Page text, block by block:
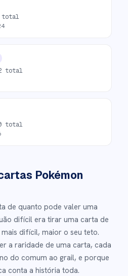
total
total
total
Pokémon
de quanto pode valer uma
difícil era tirar uma carta de
difícil, maior o seu teto.
a raridade de uma carta, cada
do comum ao grail, e porque
conta a história toda.